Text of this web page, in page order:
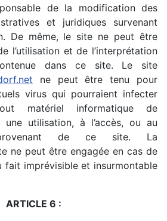
de la modification des
et juridiques survenant
De même, le site ne peut être
l’utilisation et de l’interprétation
dans ce site. Le site
ne peut être tenu pour
virus qui pourraient infecter
matériel informatique de
une utilisation, à l’accès, ou au
provenant de ce site. La
ne peut être engagée en cas de
fait imprévisible et insurmontable
ARTICLE 6 :